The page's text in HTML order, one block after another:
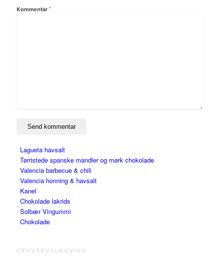
Kommentar *
Lagueta havsalt
Tørristede spanske mandler og mørk chokolade
Valencia barbecue & chili
Valencia honning & havsalt
Kanel
Chokolade lakrids
Solbær Vingummi
Chokolade
ERHVERVSLØSNING